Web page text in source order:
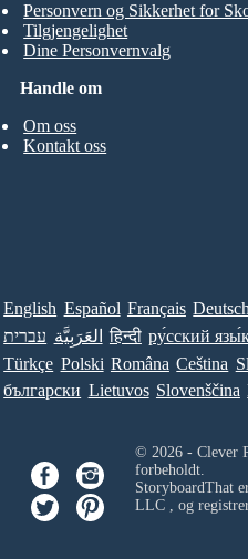
Handle om
Om oss
Kontakt oss
Personvern og Sikkerhet for
Tilgjengelighet
Dine Personvernvalg
English Español Français Deutsch
עברית العَرَبِيَّة हिन्दी ру́сский
Türkçe Polski Româna Ceština
български Lietuvos Slovenščina
© 2026 - Clever
forbeholdt.
StoryboardThat
LLC, og